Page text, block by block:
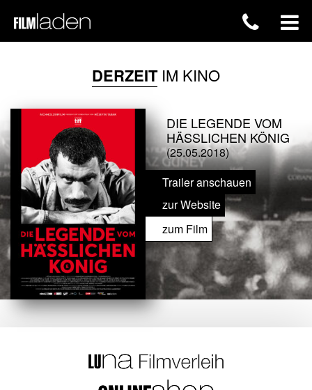
DERZEITIM KINO
DIE LEGENDE VOM
HÄSSLICHEN KÖNIG
(25.05.2018)
Trailer anschauen
zur Website
zum Film